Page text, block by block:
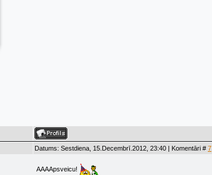
Datums: Sestdiena, 15.Decembrī.2012, 23:40 | Komentāri # 7
AAAApsveicu!